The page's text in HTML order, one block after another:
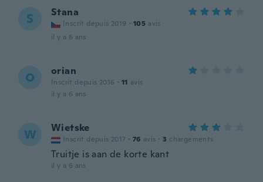
S Stana
Inscrit depuis 2019 · 105 avis
il y a 6 ans
O orian
Inscrit depuis 2016 · 11 avis
il y a 6 ans
W Wietske
Inscrit depuis 2017 · 76 avis · 3 chargements
Truitje is aan de korte kant
il y a 6 ans